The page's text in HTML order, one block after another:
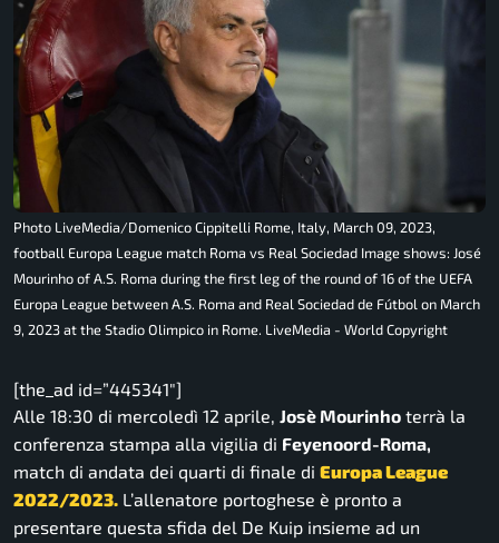
Photo LiveMedia/Domenico Cippitelli Rome, Italy, March 09, 2023,
football Europa League match Roma vs Real Sociedad Image shows: José
Mourinho of A.S. Roma during the first leg of the round of 16 of the UEFA
Europa League between A.S. Roma and Real Sociedad de Fútbol on March
9, 2023 at the Stadio Olimpico in Rome. LiveMedia - World Copyright
[the_ad id=”445341″]
Alle 18:30 di mercoledì 12 aprile, Josè Mourinho terrà la
conferenza stampa alla vigilia di Feyenoord-Roma,
match di andata dei quarti di finale di Europa League
2022/2023. L’allenatore portoghese è pronto a
presentare questa sfida del De Kuip insieme ad un